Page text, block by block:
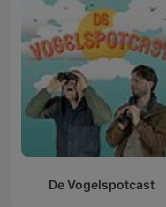
De Vogelspotcast